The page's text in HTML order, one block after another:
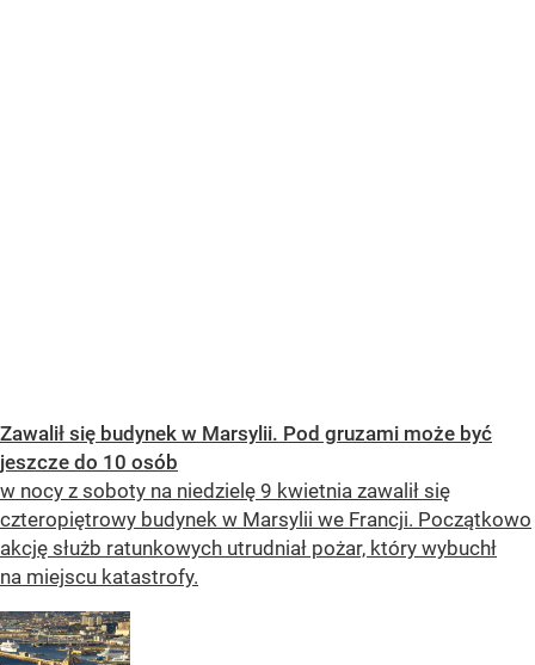
Zawalił się budynek w Marsylii. Pod gruzami może być
jeszcze do 10 osób
w nocy z soboty na niedzielę 9 kwietnia zawalił się
czteropiętrowy budynek w Marsylii we Francji. Początkowo
akcję służb ratunkowych utrudniał pożar, który wybuchł
na miejscu katastrofy.